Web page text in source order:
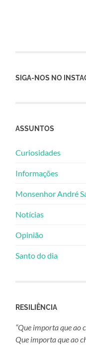
SIGA-NOS NO
ASSUNTOS
Curiosidades
Informações
Monsenhor André
Notícias
Opinião
Santo do dia
RESILIÊNCIA
“Que importa que ao
Que importa que ao